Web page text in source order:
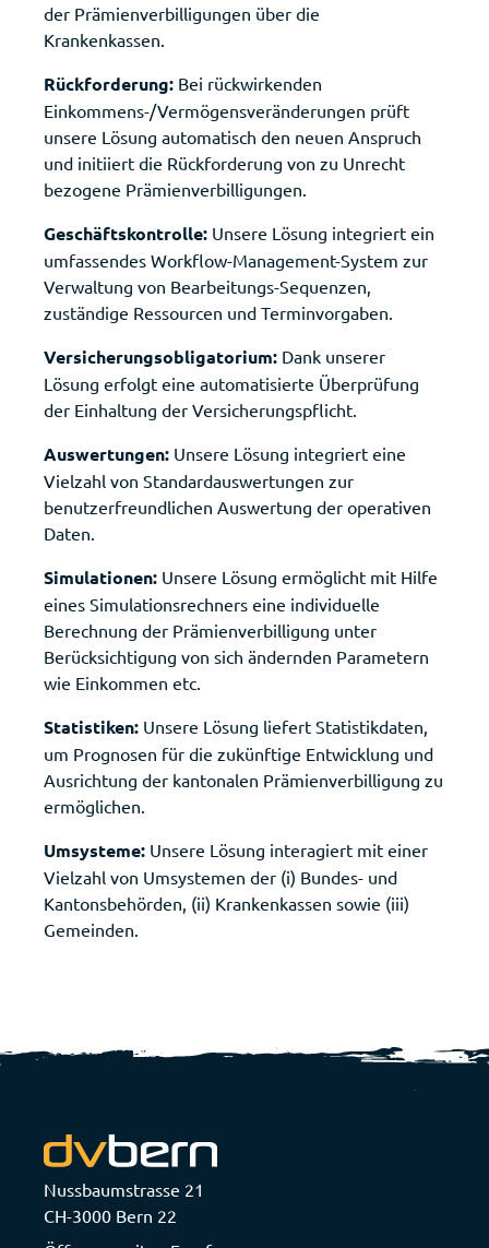
der Prämienverbilligungen über die
Krankenkassen.
Rückforderung: Bei rückwirkenden
Einkommens-/Vermögensveränderungen prüft
unsere Lösung automatisch den neuen Anspruch
und initiiert die Rückforderung von zu Unrecht
bezogene Prämienverbilligungen.
Geschäftskontrolle: Unsere Lösung integriert ein
umfassendes Workflow-Management-System zur
Verwaltung von Bearbeitungs-Sequenzen,
zuständige Ressourcen und Terminvorgaben.
Versicherungsobligatorium: Dank unserer
Lösung erfolgt eine automatisierte Überprüfung
der Einhaltung der Versicherungspflicht.
Auswertungen: Unsere Lösung integriert eine
Vielzahl von Standardauswertungen zur
benutzerfreundlichen Auswertung der operativen
Daten.
Simulationen: Unsere Lösung ermöglicht mit Hilfe
eines Simulationsrechners eine individuelle
Berechnung der Prämienverbilligung unter
Berücksichtigung von sich ändernden Parametern
wie Einkommen etc.
Statistiken: Unsere Lösung liefert Statistikdaten,
um Prognosen für die zukünftige Entwicklung und
Ausrichtung der kantonalen Prämienverbilligung zu
ermöglichen.
Umsysteme: Unsere Lösung interagiert mit einer
Vielzahl von Umsystemen der (i) Bundes- und
Kantonsbehörden, (ii) Krankenkassen sowie (iii)
Gemeinden.
Nussbaumstrasse 21
CH-3000 Bern 22